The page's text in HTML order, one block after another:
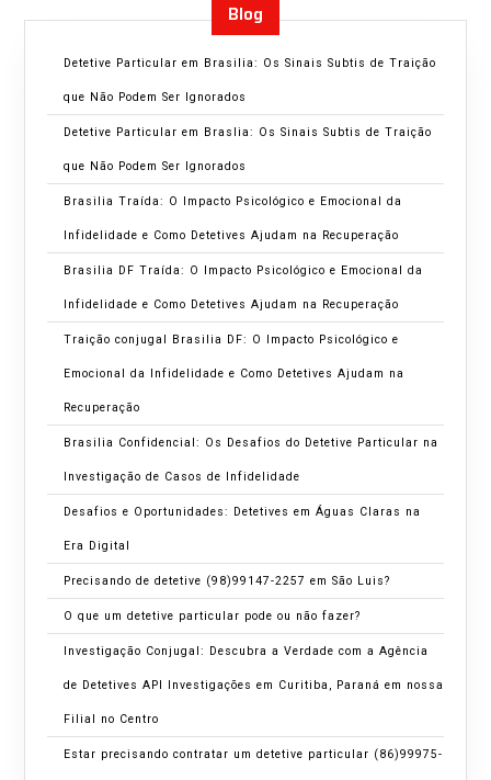
Blog
Detetive Particular em Brasilia: Os Sinais Subtis de Traição
que Não Podem Ser Ignorados
Detetive Particular em Braslia: Os Sinais Subtis de Traição
que Não Podem Ser Ignorados
Brasilia Traída: O Impacto Psicológico e Emocional da
Infidelidade e Como Detetives Ajudam na Recuperação
Brasilia DF Traída: O Impacto Psicológico e Emocional da
Infidelidade e Como Detetives Ajudam na Recuperação
Traição conjugal Brasilia DF: O Impacto Psicológico e
Emocional da Infidelidade e Como Detetives Ajudam na
Recuperação
Brasilia Confidencial: Os Desafios do Detetive Particular na
Investigação de Casos de Infidelidade
Desafios e Oportunidades: Detetives em Águas Claras na
Era Digital
Precisando de detetive (98)99147-2257 em São Luis?
O que um detetive particular pode ou não fazer?
Investigação Conjugal: Descubra a Verdade com a Agência
de Detetives API Investigações em Curitiba, Paraná em nossa
Filial no Centro
Estar precisando contratar um detetive particular (86)99975-